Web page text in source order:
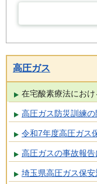
高圧ガス
在宅酸素療法にお
高圧ガス防災訓練
令和7年度高圧ガス
高圧ガスの事故報告
埼玉県高圧ガス保